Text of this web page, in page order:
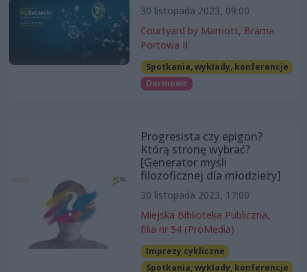
30 listopada 2023, 09:00
Courtyard by Marriott, Brama
Portowa II
Spotkania, wykłady, konferencje
Darmowe
Progresista czy epigon?
Którą stronę wybrać?
[Generator myśli
filozoficznej dla młodzieży]
30 listopada 2023, 17:00
Miejska Biblioteka Publiczna,
filia nr 54 (ProMedia)
Imprezy cykliczne
Spotkania, wykłady, konferencje